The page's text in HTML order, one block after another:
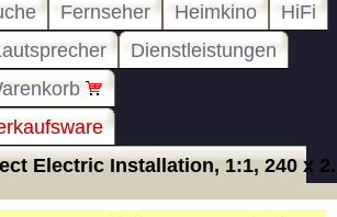
Fernseher Heimkino
HiFi
Dienstleistungen
Electric Installation, 1:1, 240 x